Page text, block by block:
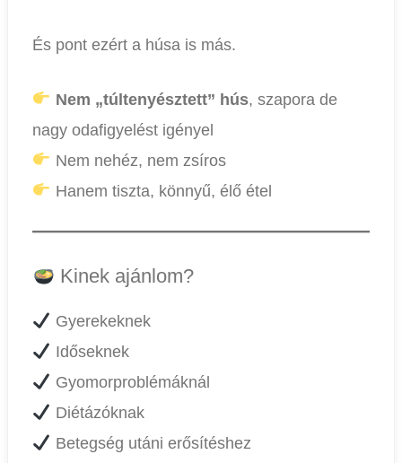
És pont ezért a húsa is más.
Nem „túltenyésztett” hús, szapora de
nagy odafigyelést igényel
Nem nehéz, nem zsíros
Hanem tiszta, könnyű, élő étel
Kinek ajánlom?
Gyerekeknek
Időseknek
Gyomorproblémáknál
Diétázóknak
Betegség utáni erősítéshez